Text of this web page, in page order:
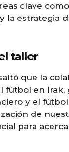
clave
la estrategia
taller
que la
en Irak,
y el
de
para